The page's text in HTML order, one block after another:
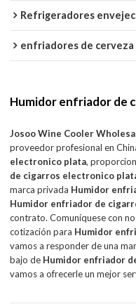
Refrigeradores
enfriadores de cerveza
Humidor enfriador de
Josoo Wine Cooler
proveedor profesional en
electronico plata,
de cigarros electronico
marca privada Humidor
Humidor enfriador de
contrato. Comuníquese con
cotización para Humidor
vamos a responder de una
bajo de Humidor enfriador
vamos a ofrecerle un mejor